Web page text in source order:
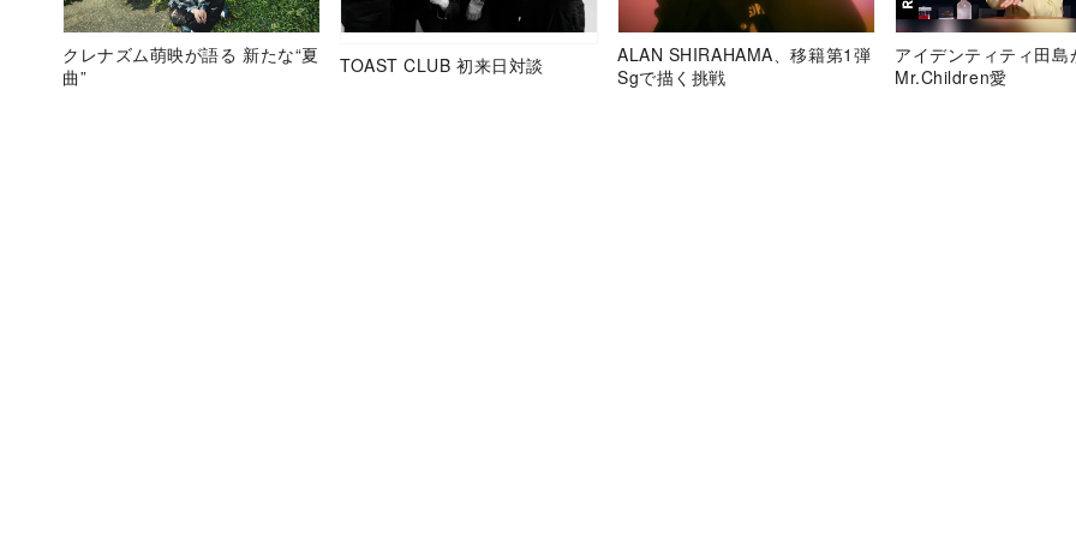
クレナズム萌映が語る 新たな“夏
曲”
TOAST CLUB 初来日対談
ALAN SHIRAHAMA、移籍第1弾
Sgで描く挑戦
アイデンティティ田島
Mr.Children愛